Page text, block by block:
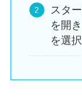
スタ
を開
を選